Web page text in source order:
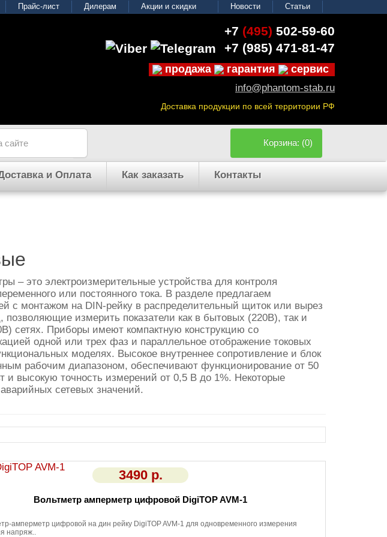
Прайс-лист Дилерам Акции и скидки Новости Статьи
+7 (495) 502-59-60
+7 (985) 471-81-47
продажа гарантия сервис
info@phantom-stab.ru
Доставка продукции по всей территории РФ
Корзина: (0)
и Оплата Как заказать Контакты
– это электроизмерительные устройства для контроля
или постоянного тока. В разделе предлагаем
с монтажом на DIN-рейку в распределительный щиток или вырез
измерить показатели как в бытовых (220В), так и
сетях. Приборы имеют компактную конструкцию со
одной или трех фаз и параллельное отображение токовых
моделях. Высокое внутреннее сопротивление и блок
рабочим диапазоном, обеспечивают функционирование от 50
и высокую точность измерений от 0,5 В до 1%. Некоторые
сетевых значений.
3490 р.
Вольтметр амперметр цифровой DigiTOP AVM-1
амперметр цифровой на дин рейку DigiTOP AVM-1 для одновременного измерения
напряж..